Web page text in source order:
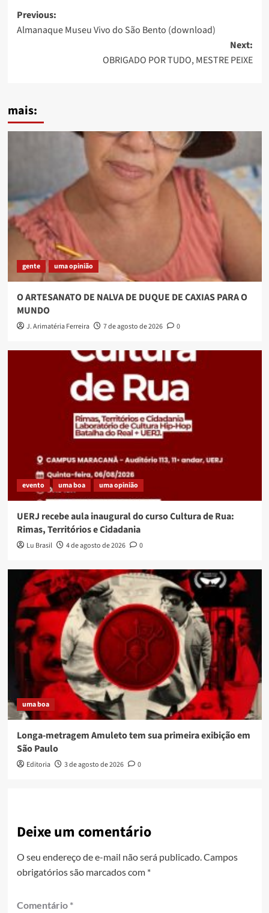
Post
navigation
Previous:
Almanaque Museu Vivo do São Bento (download)
Next:
OBRIGADO POR TUDO, MESTRE PEIXE
mais:
gente uma opinião
O ARTESANATO DE NALVA DE DUQUE DE CAXIAS PARA O
MUNDO
J. Arimatéria Ferreira 7 de agosto de 2026 0
evento uma boa uma opinião
UERJ recebe aula inaugural do curso Cultura de Rua:
Rimas, Territórios e Cidadania
Lu Brasil 4 de agosto de 2026 0
uma boa
Longa-metragem Amuleto tem sua primeira exibição em
São Paulo
Editoria 3 de agosto de 2026 0
Deixe um comentário
O seu endereço de e-mail não será publicado.Campos
obrigatórios são marcados com *
Comentário *